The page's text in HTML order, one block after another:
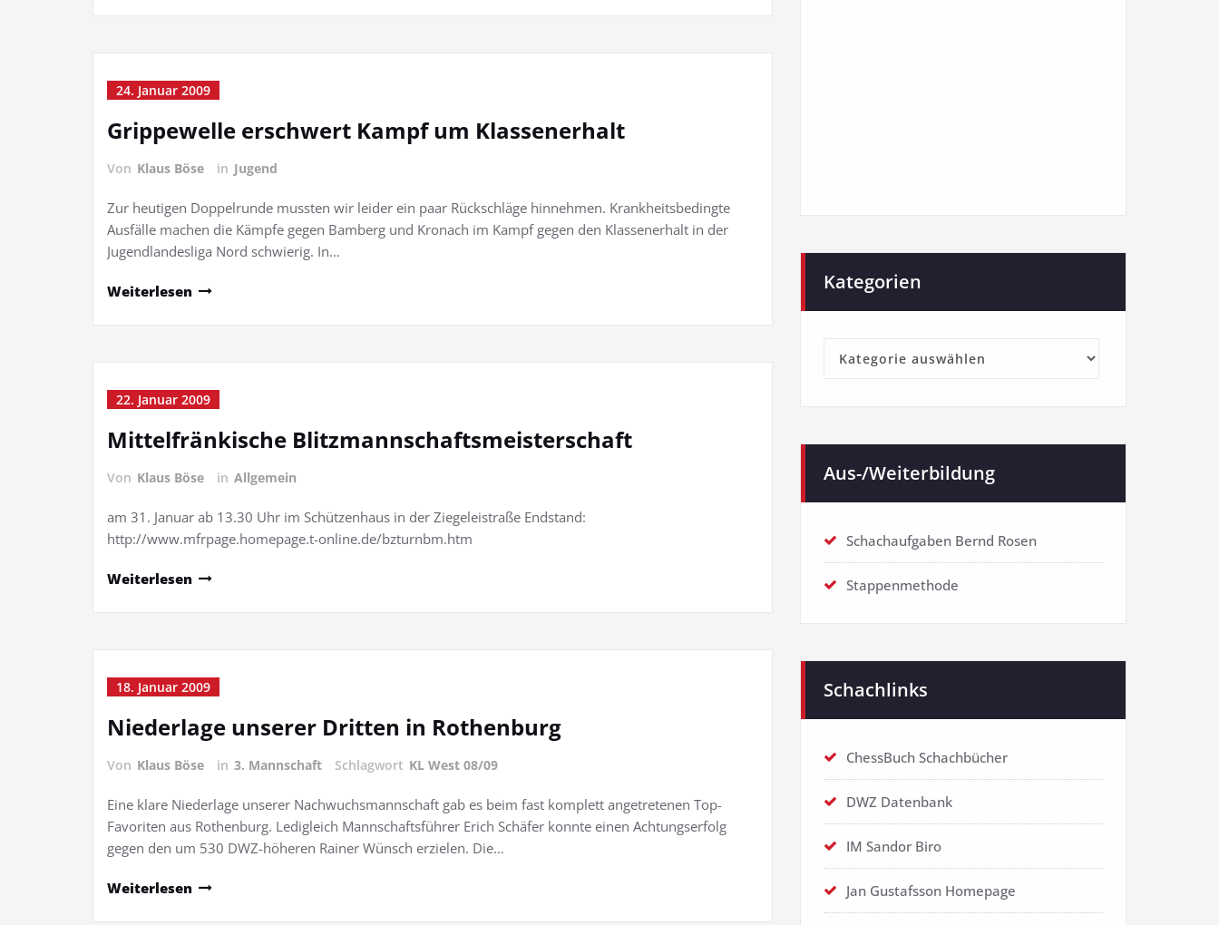
24. Januar 2009
Grippewelle erschwert Kampf um Klassenerhalt
Von Klaus Böse in Jugend
Zur heutigen Doppelrunde mussten wir leider ein paar Rückschläge hinnehmen. Krankheitsbedingte
Ausfälle machen die Kämpfe gegen Bamberg und Kronach im Kampf gegen den Klassenerhalt in der
Jugendlandesliga Nord schwierig. In…
Weiterlesen
22. Januar 2009
Mittelfränkische Blitzmannschaftsmeisterschaft
Von Klaus Böse in Allgemein
am 31. Januar ab 13.30 Uhr im Schützenhaus in der Ziegeleistraße Endstand:
http://www.mfrpage.homepage.t-online.de/bzturnbm.htm
Weiterlesen
18. Januar 2009
Niederlage unserer Dritten in Rothenburg
Von Klaus Böse in 3. Mannschaft Schlagwort KL West 08/09
Eine klare Niederlage unserer Nachwuchsmannschaft gab es beim fast komplett angetretenen Top-
Favoriten aus Rothenburg. Ledigleich Mannschaftsführer Erich Schäfer konnte einen Achtungserfolg
gegen den um 530 DWZ-höheren Rainer Wünsch erzielen. Die…
Weiterlesen
Kategorien
Kategorien
Aus-/Weiterbildung
Schachaufgaben Bernd Rosen
Stappenmethode
Schachlinks
ChessBuch Schachbücher
DWZ Datenbank
IM Sandor Biro
Jan Gustafsson Homepage